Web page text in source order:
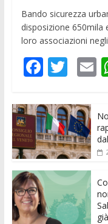
Bando sicurezza
disposizione 650mila
loro associazioni negli
F
e
b
o
o
k
T
itt
er
E
l